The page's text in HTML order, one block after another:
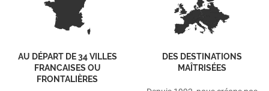
AU DÉPART DE 34 VILLES
FRANCAISES OU
FRONTALIÈRES
DES DESTINATIONS
MAÎTRISÉES